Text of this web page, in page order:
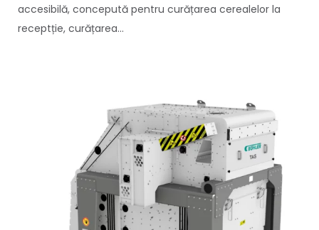
accesibilă, concepută pentru curățarea cerealelor la
receptție, curățarea...